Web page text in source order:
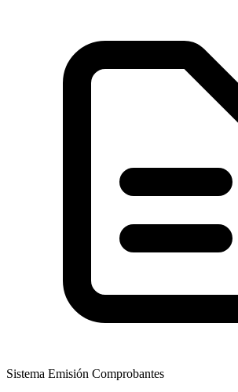
Sistema Emisión Comprobantes